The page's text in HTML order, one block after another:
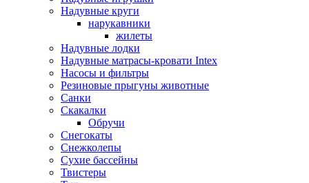
Надувные круги
нарукавники
жилеты
Надувные лодки
Надувные матрасы-кровати Intex
Насосы и фильтры
Резиновые прыгуны животные
Санки
Скакалки
Обручи
Снегокаты
Снежколепы
Сухие бассейны
Твистеры